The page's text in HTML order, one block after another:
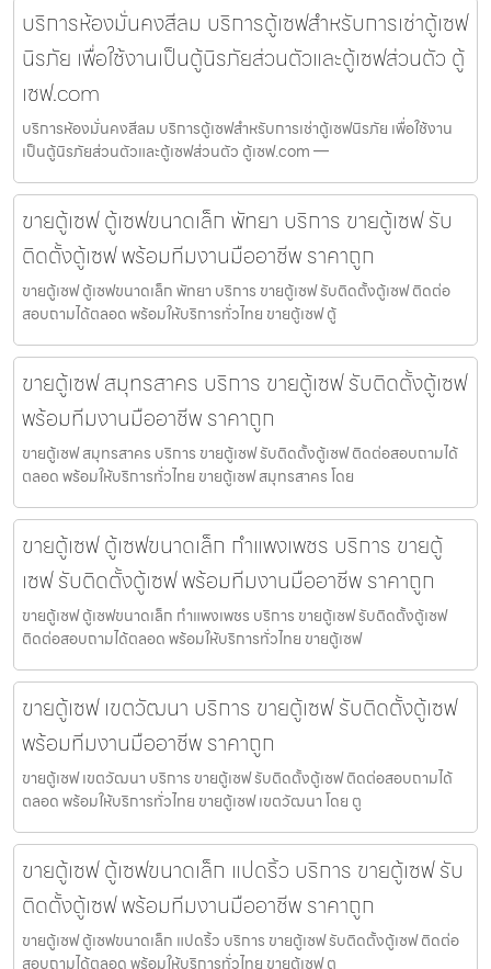
บริการห้องมั่นคงสีลม บริการตู้เซฟสำหรับการเช่าตู้เซฟ
นิรภัย เพื่อใช้งานเป็นตู้นิรภัยส่วนตัวและตู้เซฟส่วนตัว ตู้
เซฟ.com
บริการห้องมั่นคงสีลม บริการตู้เซฟสำหรับการเช่าตู้เซฟนิรภัย เพื่อใช้งาน
เป็นตู้นิรภัยส่วนตัวและตู้เซฟส่วนตัว ตู้เซฟ.com —
ขายตู้เซฟ ตู้เซฟขนาดเล็ก พัทยา บริการ ขายตู้เซฟ รับ
ติดตั้งตู้เซฟ พร้อมทีมงานมืออาชีพ ราคาถูก
ขายตู้เซฟ ตู้เซฟขนาดเล็ก พัทยา บริการ ขายตู้เซฟ รับติดตั้งตู้เซฟ ติดต่อ
สอบถามได้ตลอด พร้อมให้บริการทั่วไทย ขายตู้เซฟ ตู้
ขายตู้เซฟ สมุทรสาคร บริการ ขายตู้เซฟ รับติดตั้งตู้เซฟ
พร้อมทีมงานมืออาชีพ ราคาถูก
ขายตู้เซฟ สมุทรสาคร บริการ ขายตู้เซฟ รับติดตั้งตู้เซฟ ติดต่อสอบถามได้
ตลอด พร้อมให้บริการทั่วไทย ขายตู้เซฟ สมุทรสาคร โดย
ขายตู้เซฟ ตู้เซฟขนาดเล็ก กำแพงเพชร บริการ ขายตู้
เซฟ รับติดตั้งตู้เซฟ พร้อมทีมงานมืออาชีพ ราคาถูก
ขายตู้เซฟ ตู้เซฟขนาดเล็ก กำแพงเพชร บริการ ขายตู้เซฟ รับติดตั้งตู้เซฟ
ติดต่อสอบถามได้ตลอด พร้อมให้บริการทั่วไทย ขายตู้เซฟ
ขายตู้เซฟ เขตวัฒนา บริการ ขายตู้เซฟ รับติดตั้งตู้เซฟ
พร้อมทีมงานมืออาชีพ ราคาถูก
ขายตู้เซฟ เขตวัฒนา บริการ ขายตู้เซฟ รับติดตั้งตู้เซฟ ติดต่อสอบถามได้
ตลอด พร้อมให้บริการทั่วไทย ขายตู้เซฟ เขตวัฒนา โดย ตู
ขายตู้เซฟ ตู้เซฟขนาดเล็ก แปดริ้ว บริการ ขายตู้เซฟ รับ
ติดตั้งตู้เซฟ พร้อมทีมงานมืออาชีพ ราคาถูก
ขายตู้เซฟ ตู้เซฟขนาดเล็ก แปดริ้ว บริการ ขายตู้เซฟ รับติดตั้งตู้เซฟ ติดต่อ
สอบถามได้ตลอด พร้อมให้บริการทั่วไทย ขายตู้เซฟ ต